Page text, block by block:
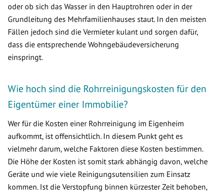
oder ob sich das Wasser in den Hauptrohren oder in der
Grundleitung des Mehrfamilienhauses staut. In den meisten
Fällen jedoch sind die Vermieter kulant und sorgen dafür,
dass die entsprechende Wohngebäudeversicherung
einspringt.
Wie hoch sind die Rohrreinigungskosten für den
Eigentümer einer Immobilie?
Wer für die Kosten einer Rohrreinigung im Eigenheim
aufkommt, ist offensichtlich. In diesem Punkt geht es
vielmehr darum, welche Faktoren diese Kosten bestimmen.
Die Höhe der Kosten ist somit stark abhängig davon, welche
Geräte und wie viele Reinigungsutensilien zum Einsatz
kommen. Ist die Verstopfung binnen kürzester Zeit behoben,